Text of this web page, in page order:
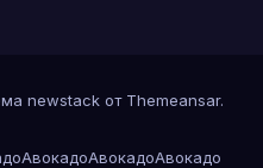
newstack от Themeansar.
АвокадоАвокадоАвокадо